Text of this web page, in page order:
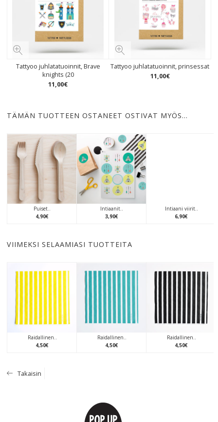
Tattyoo juhlatatuoinnit, Brave
knights (20
11,00€
Tattyoo juhlatatuoinnit, prinsessat
11,00€
TÄMÄN TUOTTEEN OSTANEET OSTIVAT MYÖS…
Puiset..
4,90€
Intiaanit..
3,90€
Intiaani viirit..
6,90€
VIIMEKSI SELAAMIASI TUOTTEITA
Raidallinen..
4,50€
Raidallinen..
4,50€
Raidallinen..
4,50€
Takaisin